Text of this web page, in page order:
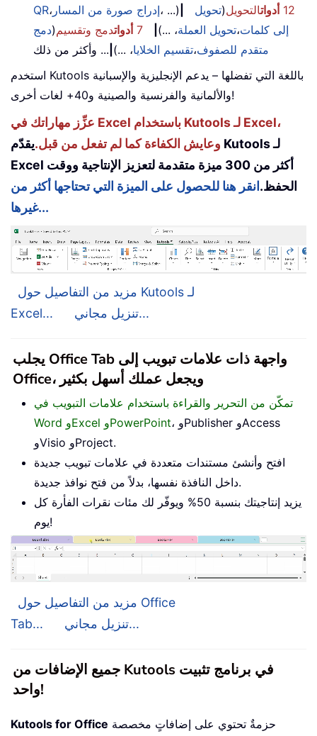
QR، إدراج صورة من المسار، ...) 12 أدواتالتحويل(تحويل
إلى كلمات،تحويل العملة، ...) 7 أدواتدمج وتقسيم(دمج
متقدم للصفوف،تقسيم الخلايا، ...) ... وأكثر من ذلك
استخدم Kutools باللغة التي تفضلها – يدعم الإنجليزية والإسبانية
والألمانية والفرنسية والصينية و40+ لغات أخرى!
عزِّز مهاراتك في Excel باستخدام Kutools لـ Excel،
وعايش الكفاءة كما لم تفعل من قبل.يقدّم Kutools لـ
Excel أكثر من 300 ميزة متقدمة لتعزيز الإنتاجية ووقت
الحفظ. انقر هنا للحصول على الميزة التي تحتاجها أكثر من
غيرها...
مزيد من التفاصيل حول Kutools لـ
Excel...
تنزيل مجاني...
يجلب Office Tab واجهة ذات علامات تبويب إلى
Office، ويجعل عملك أسهل بكثير
تمكّن من التحرير والقراءة باستخدام علامات التبويب في
Word وExcel وPowerPoint، وPublisher وAccess
وVisio وProject.
افتح وأنشئ مستندات متعددة في علامات تبويب جديدة
داخل النافذة نفسها، بدلاً من فتح نوافذ جديدة.
يزيد إنتاجيتك بنسبة 50% ويوفّر لك مئات نقرات الفأرة كل
يوم!
مزيد من التفاصيل حول Office
Tab...
تنزيل مجاني...
جميع الإضافات من Kutools في برنامج تثبيت
واحد!
Kutools for Office